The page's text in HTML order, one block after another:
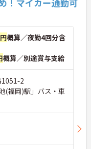
！マイカー通勤可
概算／夜勤4回分含
概算／別途賞与支給
1051-2
(福岡)駅」バス・車